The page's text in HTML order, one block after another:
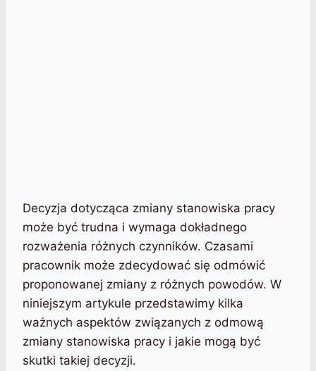
Decyzja dotycząca zmiany stanowiska pracy
może być trudna i wymaga dokładnego
rozważenia różnych czynników. Czasami
pracownik może zdecydować się odmówić
proponowanej zmiany z różnych powodów. W
niniejszym artykule przedstawimy kilka
ważnych aspektów związanych z odmową
zmiany stanowiska pracy i jakie mogą być
skutki takiej decyzji.